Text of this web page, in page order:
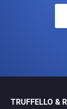
TRUFFELLO &